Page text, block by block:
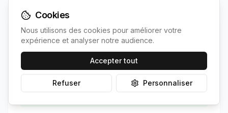
Contexte national
Irradiation vs France:
Économies vs France: +-16.1%
Cookies
Nous utilisons des cookies pour améliorer votre
expérience et analyser notre audience.
Accepter tout
Refuser Personnaliser